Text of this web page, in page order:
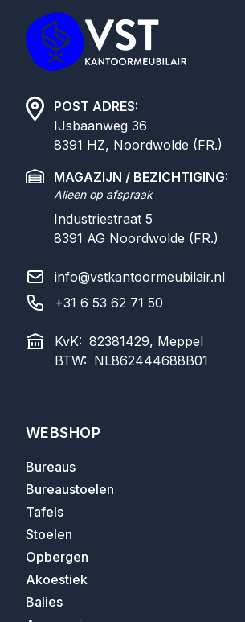
POST ADRES:
IJsbaanweg 36
8391 HZ, Noordwolde (FR.)
MAGAZIJN / BEZICHTIGING:
Alleen op afspraak
Industriestraat 5
8391 AG Noordwolde (FR.)
info@vstkantoormeubilair.nl
+31 6 53 62 71 50
KvK: 82381429, Meppel
BTW: NL862444688B01
WEBSHOP
Bureaus
Bureaustoelen
Tafels
Stoelen
Opbergen
Akoestiek
Balies